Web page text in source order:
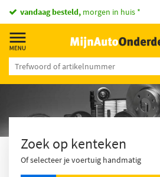
vandaag besteld, morgen in huis *
Zoek op kenteken
Of selecteer je voertuig handmatig